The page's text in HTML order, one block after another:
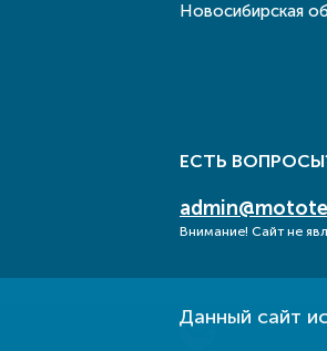
Данный сайт
Новосибирская
ЕСТЬ
Внимание! Сайт не